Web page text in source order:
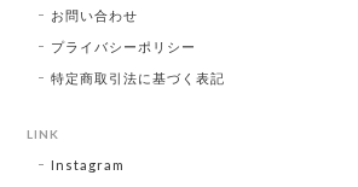
お問い合わせ
プライバシーポリシー
特定商取引法に基づく表記
LINK
Instagram